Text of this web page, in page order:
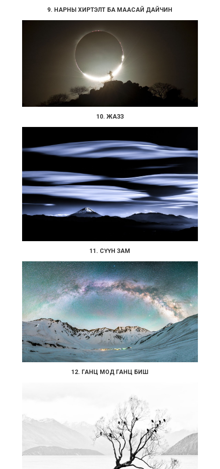
9. НАРНЫ ХИРТЭЛТ БА МААСАЙ ДАЙЧИН
10. ЖАЗЗ
11. СҮҮН ЗАМ
12. ГАНЦ МОД ГАНЦ БИШ